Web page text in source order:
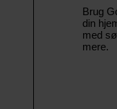
Brug
din
med
mere.